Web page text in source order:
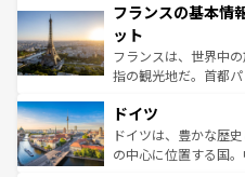
ませてくれるイタリ
なお、新着のイタリア
しい。
文化が根付くこの国
れる闘牛、そして美
る。首都マドリード
アートに溢れた街角
せる。地方によって
ンテンツ一覧を参照
フランスの基本情
ット
フランスは、世界中
指の観光地だ。首都
で、幅広い魅力が詰
聖堂、美しいビーチ
から魅了する。また
ドイツ
ドイツは、豊かな歴
の中心に位置する国